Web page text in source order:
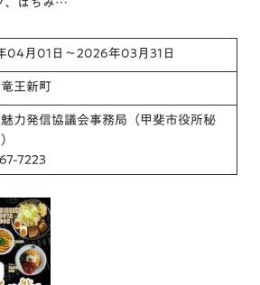
、はちみ…
04月01日～2026年03月31日
王新町
力発信協議会事務局（甲斐市役所秘
7223